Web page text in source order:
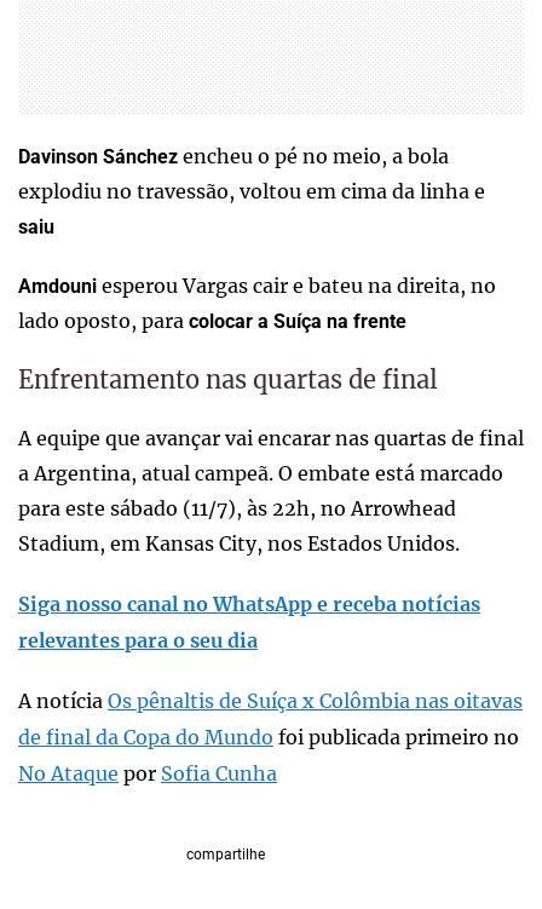
Davinson Sánchez encheu o pé no meio, a bola
explodiu no travessão, voltou em cima da linha e
saiu
Amdouni esperou Vargas cair e bateu na direita, no
lado oposto, para colocar a Suíça na frente
Enfrentamento nas quartas de final
A equipe que avançar vai encarar nas quartas de final
a Argentina, atual campeã. O embate está marcado
para este sábado (11/7), às 22h, no Arrowhead
Stadium, em Kansas City, nos Estados Unidos.
Siga nosso canal no WhatsApp e receba notícias
relevantes para o seu dia
A notícia Os pênaltis de Suíça x Colômbia nas oitavas
de final da Copa do Mundo foi publicada primeiro no
No Ataque por Sofia Cunha
compartilhe